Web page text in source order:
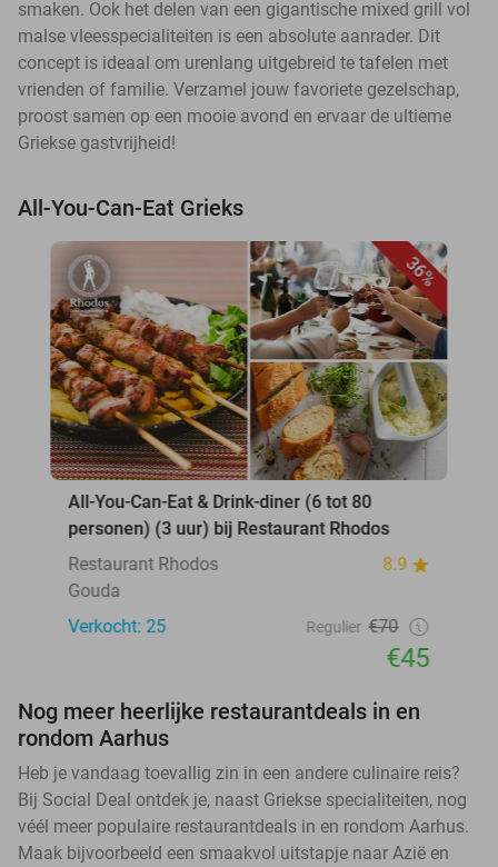
smaken. Ook het delen van een gigantische mixed grill vol
malse vleesspecialiteiten is een absolute aanrader. Dit
concept is ideaal om urenlang uitgebreid te tafelen met
vrienden of familie. Verzamel jouw favoriete gezelschap,
proost samen op een mooie avond en ervaar de ultieme
Griekse gastvrijheid!
All-You-Can-Eat Grieks
36%
All-You-Can-Eat & Drink-diner (6 tot 80
personen) (3 uur) bij Restaurant Rhodos
Restaurant Rhodos
8.9
Gouda
Verkocht: 25
Regulier €70
€45
Nog meer heerlijke restaurantdeals in en
rondom Aarhus
Heb je vandaag toevallig zin in een andere culinaire reis?
Bij Social Deal ontdek je, naast Griekse specialiteiten, nog
véél meer populaire restaurantdeals in en rondom Aarhus.
Maak bijvoorbeeld een smaakvol uitstapje naar Azië en